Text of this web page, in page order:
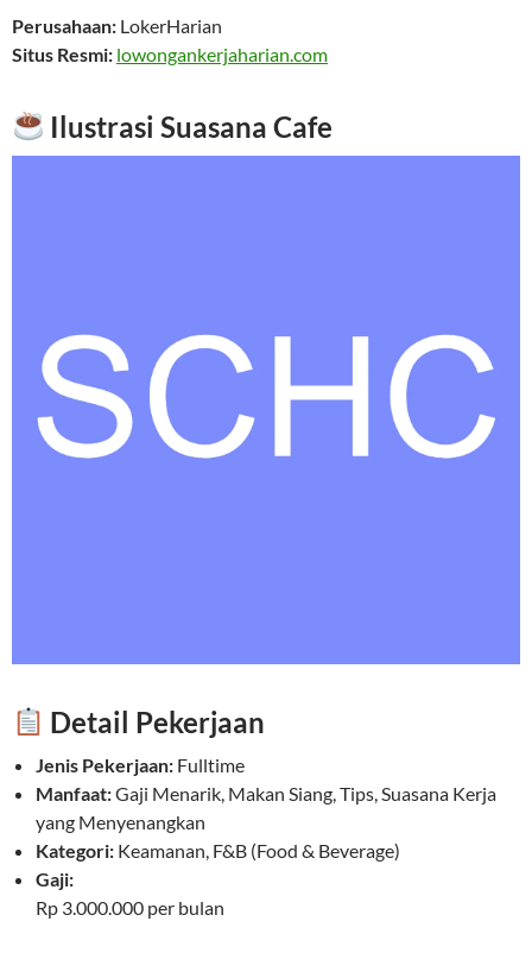
Perusahaan: LokerHarian
Situs Resmi: lowongankerjaharian.com
Ilustrasi Suasana Cafe
Detail Pekerjaan
Jenis Pekerjaan: Fulltime
Manfaat:Gaji Menarik, Makan Siang, Tips, Suasana Kerja
yang Menyenangkan
Kategori: Keamanan, F&B (Food & Beverage)
Gaji:
Rp 3.000.000 per bulan